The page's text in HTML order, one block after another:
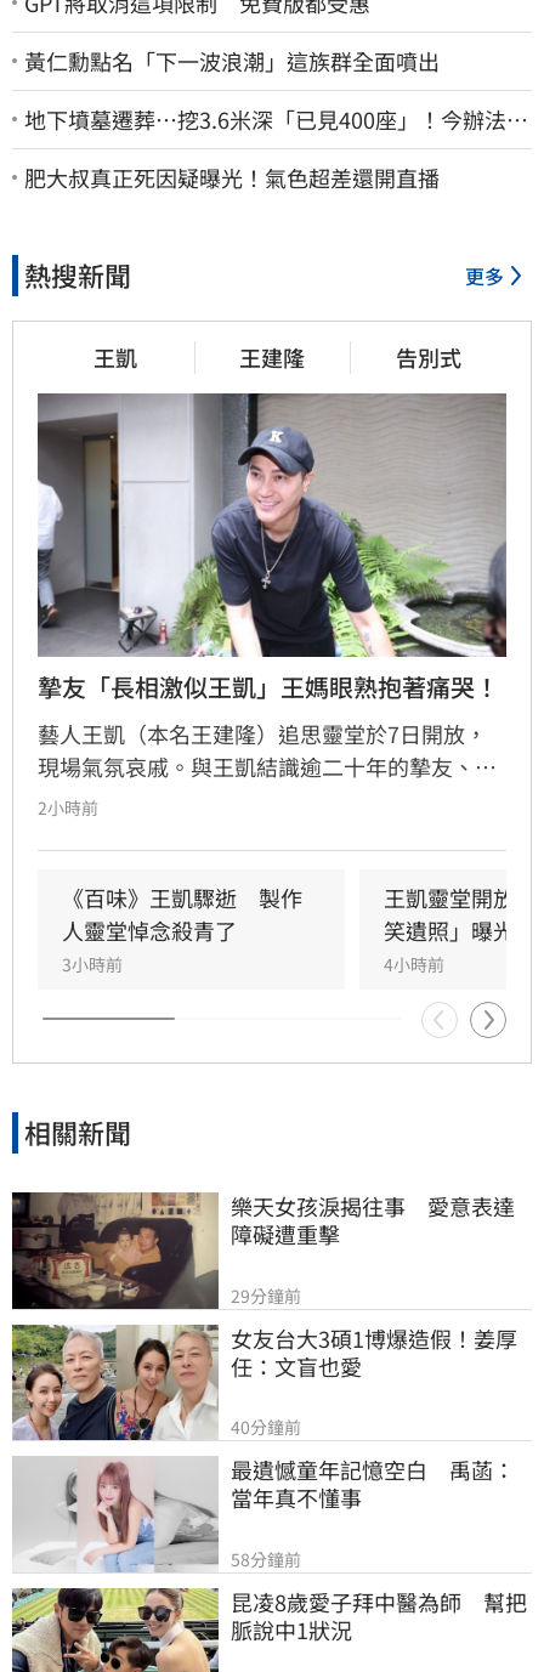
黃仁勳點名「下一波浪潮」這族群全面噴出
地下墳墓遷葬…挖3.6米深「已見400座」！今辦法會
安撫祖先
肥大叔真正死因疑曝光！氣色超差還開直播
熱搜新聞 更多
王凱 王建隆 告別式
摯友「長相激似王凱」王媽眼熟抱著痛哭！
藝人王凱（本名王建隆）追思靈堂於7日開放，
現場氣氛哀戚。與王凱結識逾二十年的摯友、邱
瓈寬特助Jeff現身協助打點後事。由於兩人外貌
助，演藝圈大姐大邱瓈寬展現義氣，主動承擔治
喪事宜並指派Jeff全程留守，陪伴王凱走完人生
最後一程。這場深厚的兄弟情誼與邱瓈寬的溫暖
義舉，成為家屬在面臨驟變時最堅強的後盾，各
界也紛紛對這
2小時前
《百味》王凱驟逝　製作
人靈堂悼念殺青了
3小時前
王凱靈堂開放
笑遺照」曝光
4小時前
相關新聞
樂天女孩淚揭往事　愛意表達
障礙遭重擊
29分鐘前
女友台大3碩1博爆造假！姜厚
任：文盲也愛
40分鐘前
最遺憾童年記憶空白　禹菡：
當年真不懂事
58分鐘前
昆凌8歲愛子拜中醫為師　幫把
脈說中1狀況